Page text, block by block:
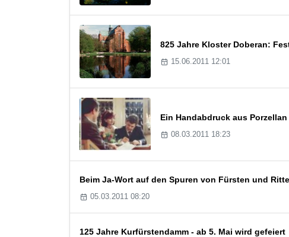
825 Jahre Kloster Doberan:
15.06.2011 12:01
Ein Handabdruck aus
08.03.2011 18:23
Beim Ja-Wort auf den Spuren von Fürsten und
05.03.2011 08:20
125 Jahre Kurfürstendamm - ab 5. Mai wird gefeiert